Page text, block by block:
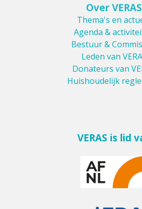
Over VERAS
Thema's en
Agenda &
Bestuur &
Leden van
Donateurs van
Huishoudelijk
VERAS is lid